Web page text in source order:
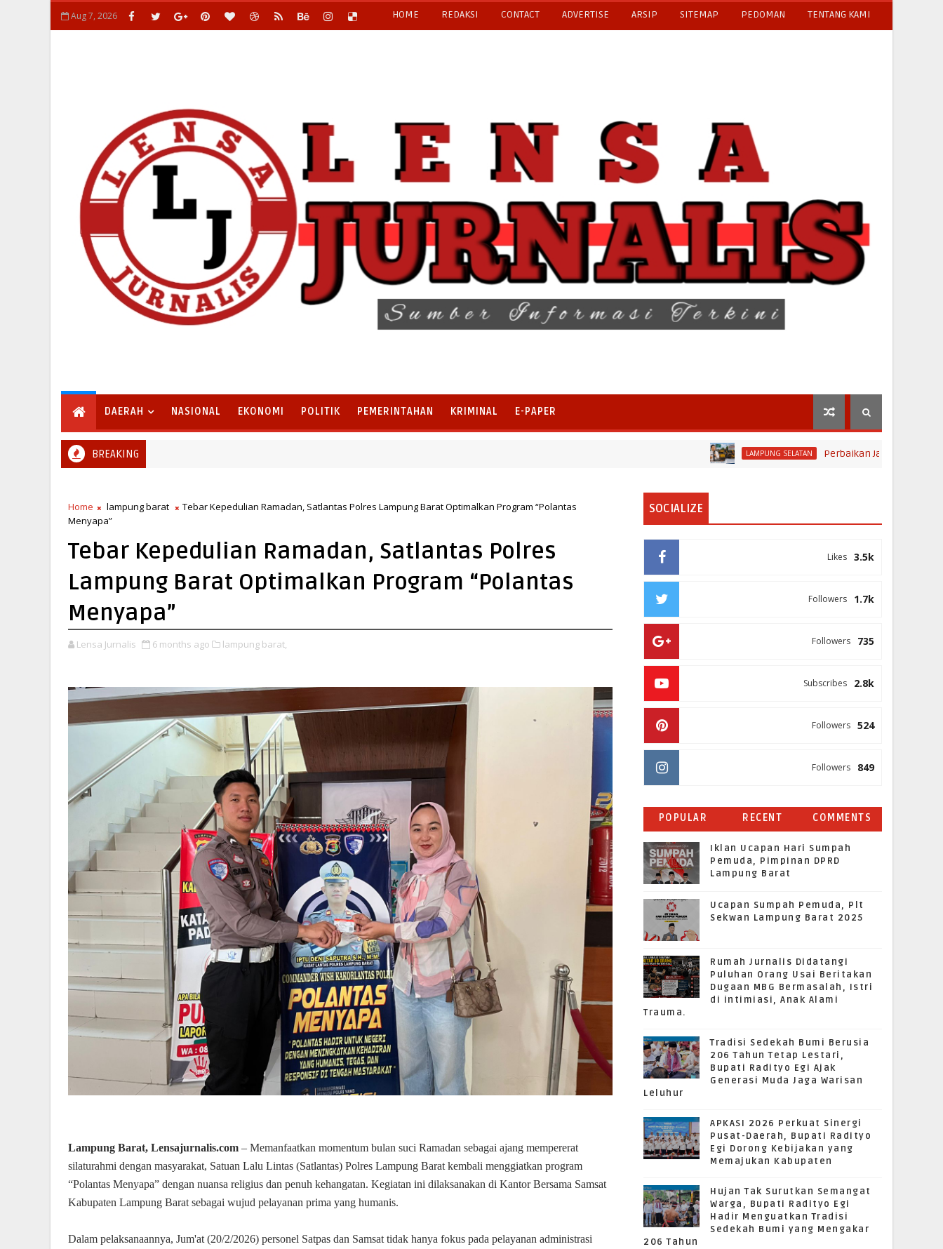
Aug 7, 2026 HOME REDAKSI CONTACT ADVERTISE ARSIP SITEMAP PEDOMAN TENTANG KAMI
DAERAH NASIONAL EKONOMI POLITIK PEMERINTAHAN KRIMINAL E-PAPER
BREAKING LAMPUNG SELATAN Perbaikan Jalan RA Basyid
Home lampung barat
Tebar Kepedulian Ramadan, Satlantas Polres Lampung Barat Optimalkan Program “Polantas
Menyapa”
Tebar Kepedulian Ramadan, Satlantas Polres
Lampung Barat Optimalkan Program “Polantas
Menyapa”
Lensa Jurnalis 6 months ago lampung barat,
Lampung Barat, Lensajurnalis.com – Memanfaatkan momentum bulan suci Ramadan sebagai ajang mempererat
silaturahmi dengan masyarakat, Satuan Lalu Lintas (Satlantas) Polres Lampung Barat kembali menggiatkan program
“Polantas Menyapa” dengan nuansa religius dan penuh kehangatan. Kegiatan ini dilaksanakan di Kantor Bersama Samsat
Kabupaten Lampung Barat sebagai wujud pelayanan prima yang humanis.
Dalam pelaksanaannya, Jum'at (20/2/2026) personel Satpas dan Samsat tidak hanya fokus pada pelayanan administrasi
SOCIALIZE
3.5k
Likes
1.7k
Followers
735
Followers
2.8k
Subscribes
524
Followers
849
Followers
POPULAR RECENT COMMENTS
Iklan Ucapan Hari Sumpah
Pemuda, Pimpinan DPRD
Lampung Barat
Ucapan Sumpah Pemuda, Plt
Sekwan Lampung Barat 2025
Rumah Jurnalis Didatangi
Puluhan Orang Usai Beritakan
Dugaan MBG Bermasalah, Istri
di intimiasi, Anak Alami
Trauma.
Tradisi Sedekah Bumi Berusia
206 Tahun Tetap Lestari,
Bupati Radityo Egi Ajak
Generasi Muda Jaga Warisan
Leluhur
APKASI 2026 Perkuat Sinergi
Pusat-Daerah, Bupati Radityo
Egi Dorong Kebijakan yang
Memajukan Kabupaten
Hujan Tak Surutkan Semangat
Warga, Bupati Radityo Egi
Hadir Menguatkan Tradisi
Sedekah Bumi yang Mengakar
206 Tahun